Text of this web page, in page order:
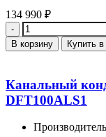
134 990 ₽
Количество
В корзину Купить
Канальный
DFT100ALS1